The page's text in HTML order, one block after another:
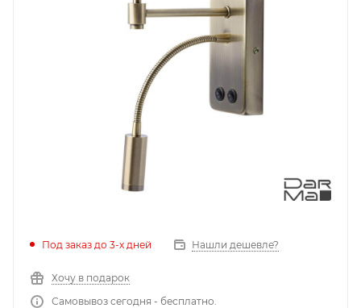
Под заказ до 3-х дней Нашли дешевле?
Хочу в подарок
Самовывоз сегодня - бесплатно.